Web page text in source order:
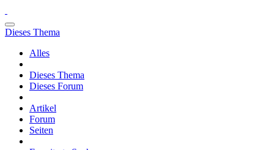
Dieses Thema
Alles
Dieses Thema
Dieses Forum
Artikel
Forum
Seiten